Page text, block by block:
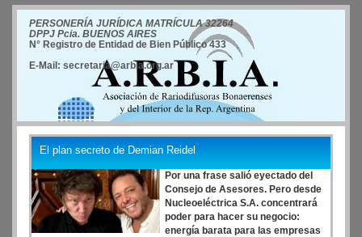
PERSONERÍA JURÍDICA MATRÍCULA 32264
DPPJ Pcia. BUENOS AIRES
N° Registro de Entidad de Bien Público 433
E-Mail: secretaria@arbia.org.ar
El plan secreto de Demian Reidel
Por una frase salió eyectado del
Consejo de Asesores. Pero desde
Nucleoeléctrica S.A. concentrará
poder para hacer su negocio:
energía barata para las empresas